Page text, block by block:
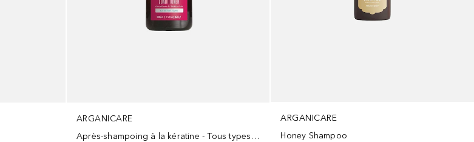
ARGANICARE
Après-shampoing à la kératine - Tous types de cheveux
ARGANICARE
Honey Shampoo